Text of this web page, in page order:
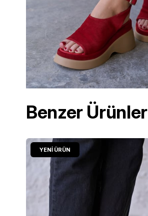
Benzer Ürünler
YENI ÜRÜN